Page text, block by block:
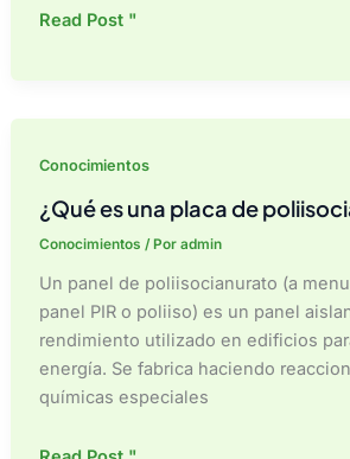
¿Se
con
de
espuma?
Read Post "
Conocimientos
¿Qué es una placa de
Conocimientos / Poradmin
Un panel de poliisocianurato (a
panel PIR o poliiso) es un panel
rendimiento utilizado en edificios
energía. Se fabrica haciendo
químicas especiales